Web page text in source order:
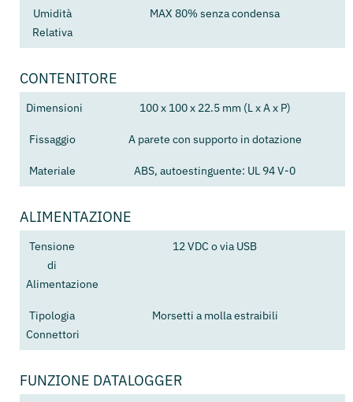
Umidità
Relativa
MAX 80% senza condensa
CONTENITORE
Dimensioni 100 x 100 x 22.5 mm (L x A x P)
Fissaggio A parete con supporto in dotazione
Materiale ABS, autoestinguente: UL 94 V-0
ALIMENTAZIONE
Tensione
di
Alimentazione
12 VDC o via USB
Tipologia
Connettori
Morsetti a molla estraibili
FUNZIONE DATALOGGER